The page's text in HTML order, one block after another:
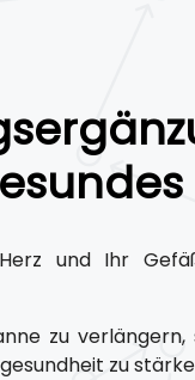
und Ihr
zu
zu